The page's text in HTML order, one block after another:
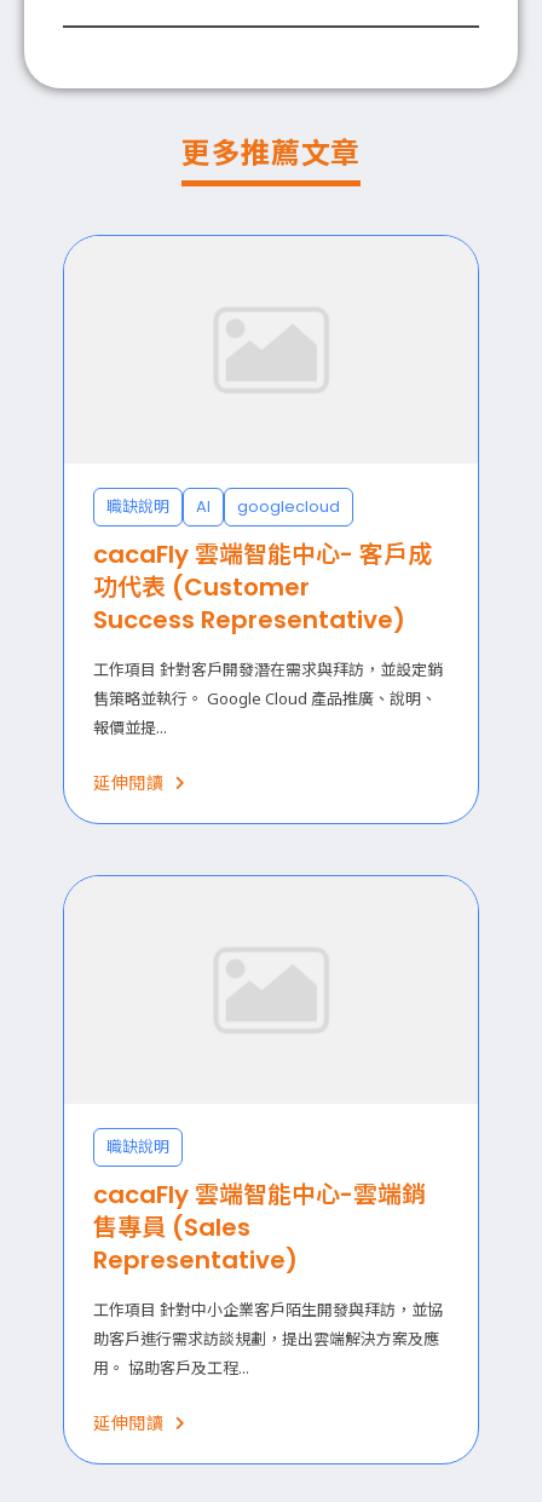
更多推薦文章
職缺說明 AI googlecloud
cacaFly 雲端智能中心- 客戶成
功代表 (Customer
Success Representative)
工作項目 針對客戶開發潛在需求與拜訪，並設定銷
售策略並執行。 Google Cloud 產品推廣、說明、
報價並提...
延伸閱讀
職缺說明
cacaFly 雲端智能中心-雲端銷
售專員 (Sales
Representative)
工作項目 針對中小企業客戶陌生開發與拜訪，並協
助客戶進行需求訪談規劃，提出雲端解決方案及應
用。 協助客戶及工程...
延伸閱讀